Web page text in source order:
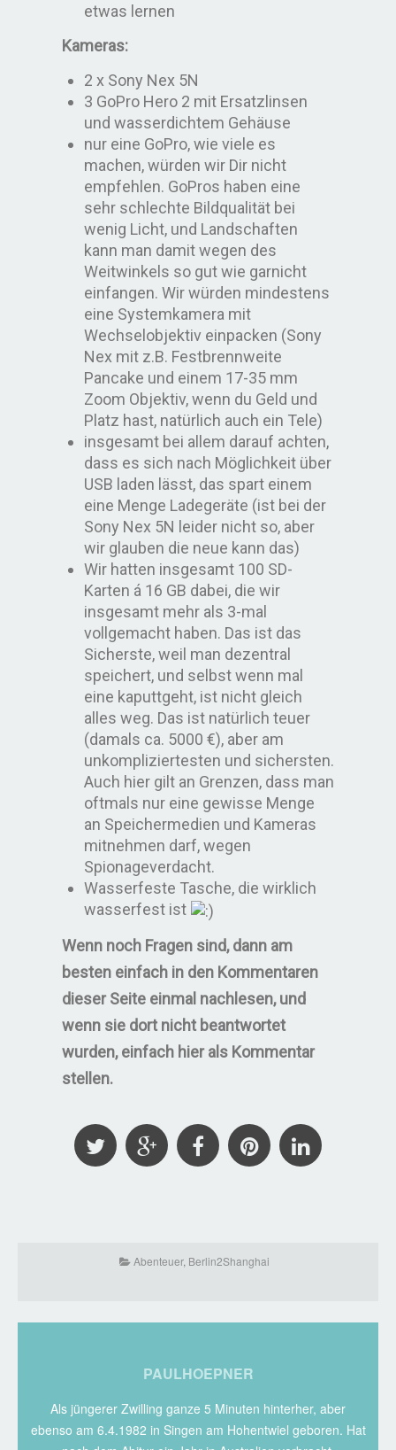
etwas lernen
Kameras:
2 x Sony Nex 5N
3 GoPro Hero 2 mit Ersatzlinsen
und wasserdichtem Gehäuse
nur eine GoPro, wie viele es
machen, würden wir Dir nicht
empfehlen. GoPros haben eine
sehr schlechte Bildqualität bei
wenig Licht, und Landschaften
kann man damit wegen des
Weitwinkels so gut wie garnicht
einfangen. Wir würden mindestens
eine Systemkamera mit
Wechselobjektiv einpacken (Sony
Nex mit z.B. Festbrennweite
Pancake und einem 17-35 mm
Zoom Objektiv, wenn du Geld und
Platz hast, natürlich auch ein Tele)
insgesamt bei allem darauf achten,
dass es sich nach Möglichkeit über
USB laden lässt, das spart einem
eine Menge Ladegeräte (ist bei der
Sony Nex 5N leider nicht so, aber
wir glauben die neue kann das)
Wir hatten insgesamt 100 SD-
Karten á 16 GB dabei, die wir
insgesamt mehr als 3-mal
vollgemacht haben. Das ist das
Sicherste, weil man dezentral
speichert, und selbst wenn mal
eine kaputtgeht, ist nicht gleich
alles weg. Das ist natürlich teuer
(damals ca. 5000 €), aber am
unkompliziertesten und sichersten.
Auch hier gilt an Grenzen, dass man
oftmals nur eine gewisse Menge
an Speichermedien und Kameras
mitnehmen darf, wegen
Spionageverdacht.
Wasserfeste Tasche, die wirklich
wasserfest ist
Wenn noch Fragen sind, dann am
besten einfach in den Kommentaren
dieser Seite einmal nachlesen, und
wenn sie dort nicht beantwortet
wurden, einfach hier als Kommentar
stellen.
Abenteuer, Berlin2Shanghai
PAULHOEPNER
Als jüngerer Zwilling ganze 5 Minuten hinterher, aber
ebenso am 6.4.1982 in Singen am Hohentwiel geboren. Hat